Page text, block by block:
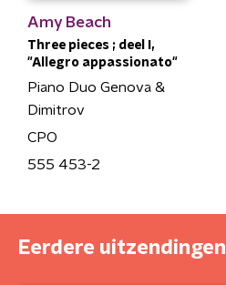
Amy Beach
Three pieces ; deel I,
"Allegro appassionato"
Piano Duo Genova &
Dimitrov
CPO
555 453-2
Eerdere uitzendingen